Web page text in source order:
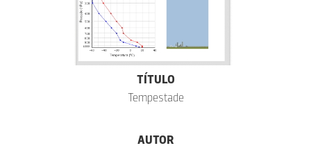
TÍTULO
Tempestade
AUTOR